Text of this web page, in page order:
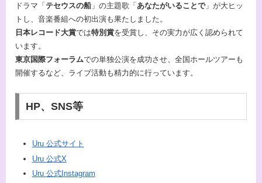
ドラマ「 テセウスの船 」の主題歌「 あなたがいることで」が大ヒッ
トし、音楽番組への初出演も果たしました。
日本レコード大賞では特別賞を受賞し、その実力が広く認められて
います。
東京国際フォーラムでの単独公演を成功させ、全国ホールツアーも
開催するなど、ライブ活動も精力的に行っています。
HP、SNS等
Uru 公式サイト
Uru 公式X
Uru 公式Instagram